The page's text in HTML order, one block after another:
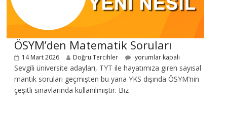
ÖSYM’den Matematik Soruları
14 Mart 2026 Doğru Tercihler yorumlar kapalı
Sevgili üniversite adayları, TYT ile hayatımıza giren sayısal
mantık soruları geçmişten bu yana YKS dışında ÖSYM’nin
çeşitli sınavlarında kullanılmıştır. Biz